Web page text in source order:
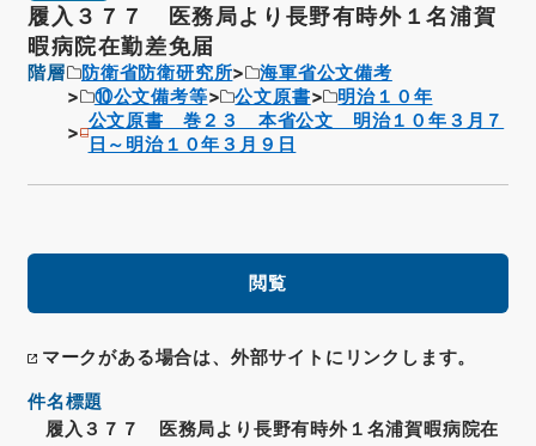
履入３７７ 医務局より長野有時外１名浦賀
暇病院在勤差免届
階層 防衛省防衛研究所
海軍省公文備考
⑩公文備考等
公文原書
明治１０年
公文原書 巻２３ 本省公文 明治１０年３月７
日～明治１０年３月９日
閲覧
マークがある場合は、外部サイトにリンクします。
件名標題
履入３７７ 医務局より長野有時外１名浦賀暇病院在